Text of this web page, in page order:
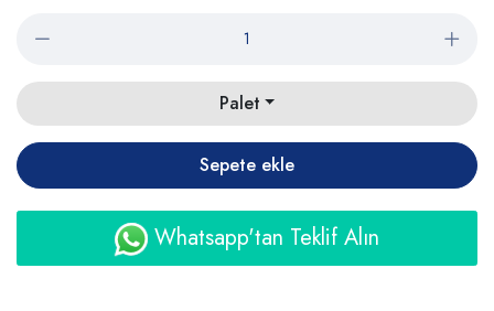
Palet
Sepete ekle
Whatsapp'tan Teklif Alın